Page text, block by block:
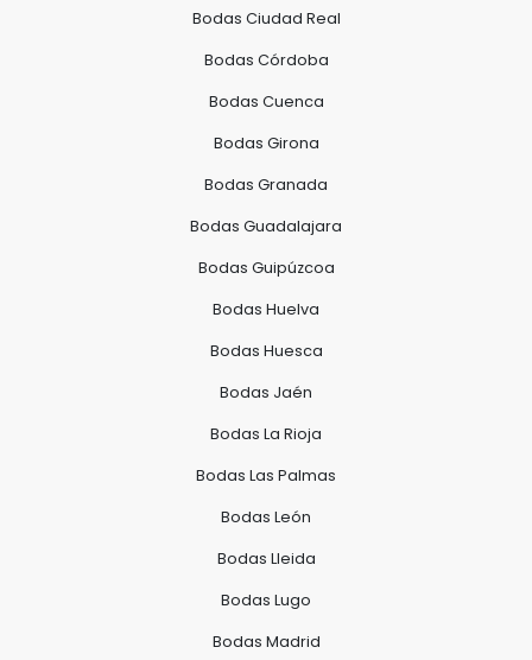
Bodas Ciudad Real
Bodas Córdoba
Bodas Cuenca
Bodas Girona
Bodas Granada
Bodas Guadalajara
Bodas Guipúzcoa
Bodas Huelva
Bodas Huesca
Bodas Jaén
Bodas La Rioja
Bodas Las Palmas
Bodas León
Bodas Lleida
Bodas Lugo
Bodas Madrid